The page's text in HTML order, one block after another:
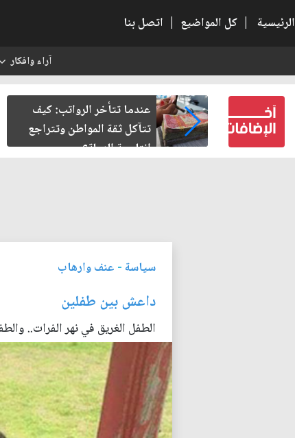
الرئيسية | كل المواضيع | اتصل بنا
آراء وافكار
حين
عندما تتأخر الرواتب: كيف
تتآكل ثقة المواطن وتتراجع
إنتاجية الدولة؟
سياسة- عنف وارهاب
داعش بين طفلين
الطفل الغريق في نهر الفرات..